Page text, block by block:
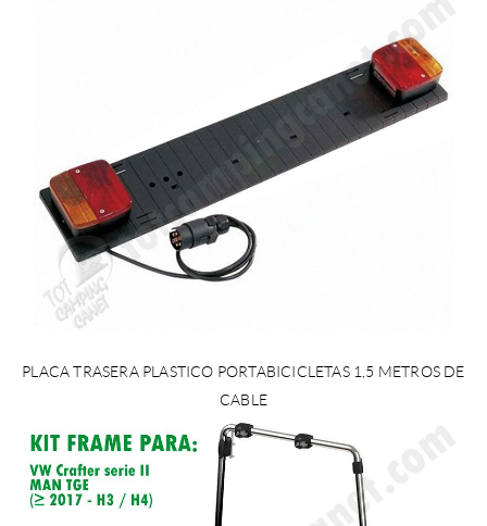
PLACA TRASERA PLASTICO PORTABICICLETAS 1,5 METROS DE
CABLE